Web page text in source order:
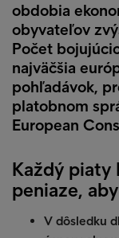
obdobia
obyvateľov
Počet
najväčšia
pohľadávok,
platobnom
European
Každý piaty
peniaze,
V dôsledku